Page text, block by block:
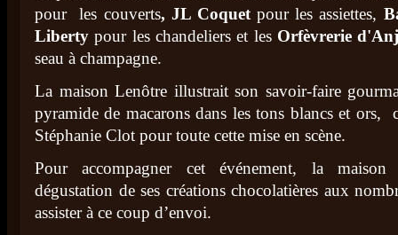
pour les couverts, JL Coquetpour les assiettes,
Liberty pour les chandeliers et les Orfèvrerie
seau à champagne.
La maison Lenôtre illustrait son savoir-faire
pyramide de macarons dans les tons blancs et ors,
Stéphanie Clot pour toute cette mise en scène.
Pour accompagner cet événement, la
dégustation de ses créations chocolatières aux
assister à ce coup d’envoi.